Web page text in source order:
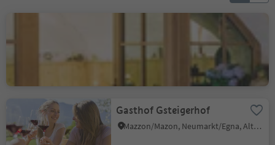
Cortina s.s.d.V./Kurtinig, Kurtinig an der Weinstraße/Cortina sulla Strada del Vino, Alto Adige Wine Road
Gasthof Gsteigerhof
Mazzon/Mazon, Neumarkt/Egna, Alto Adige Wine Road